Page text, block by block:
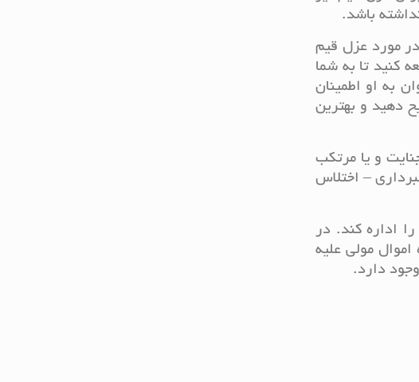
باشد.
مورد عزل قیم
کنید تا به شما
به او اطمینان
دهید و بهترین
و یا مرتکب
– اختلاس
اداره کند. در
مولی‌ علیه
دارد.